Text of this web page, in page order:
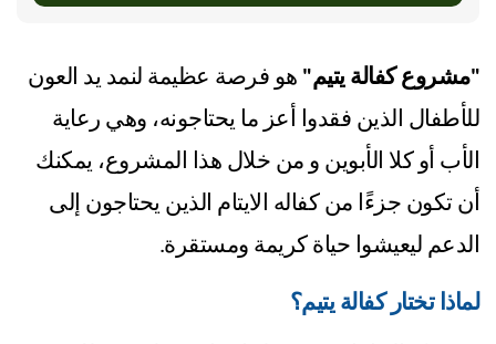
"مشروع كفالة يتيم" هو فرصة عظيمة لنمد يد العون
للأطفال الذين فقدوا أعز ما يحتاجونه، وهي رعاية
الأب أو كلا الأبوين و من خلال هذا المشروع، يمكنك
أن تكون جزءًا من كفاله الايتام الذين يحتاجون إلى
الدعم ليعيشوا حياة كريمة ومستقرة.
لماذا تختار كفالة يتيم؟